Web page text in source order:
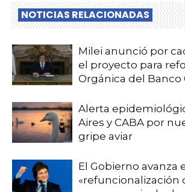
NOTICIAS RELACIONADAS
Milei anunció por
el proyecto para
Orgánica del Banco
Alerta
Aires y CABA por
gripe aviar
El Gobierno avanza
«refuncionalización